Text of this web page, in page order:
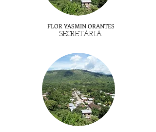
FLOR YASMINORANTES
SECRETARIA